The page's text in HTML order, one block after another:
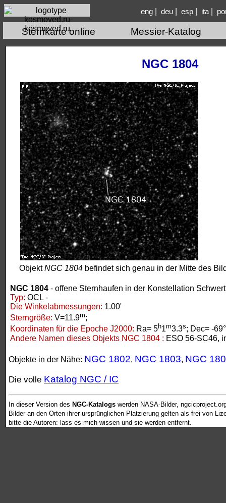
kosmoved.ru
eng| deu| esp| ita|
Sternkarte online Messier-Katalog
NGC 1804
ObjektNGC 1804 befindet sich genau in der Mitte des
NGC 1804 - offene Sternhaufen in der Konstellation
Typ: OCL -
Die Winkelabmessungen: 1.00'
Sterngröße: V=11.9m;
Koordinaten für die Epoche J2000: Ra= 5h1m3.3s; Dec= -
Andere Namen dieses Objekts NGC 1804 : ESO 56-SC46,
Objekte in der Nähe: NGC 1802, NGC 1803, NGC
Die volle Katalog NGC / IC
In dieser Version des NGC-Katalogs werden NASA-Bilder,
Bilder an den Orten ihrer ursprünglichen Platzierung gelten als frei von
bitte die Autoren: lass es mich wissen und sie werden entfernt.